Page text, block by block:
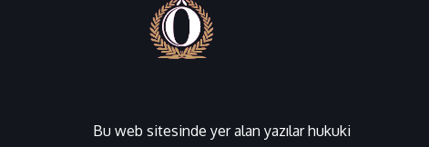
Bu web sitesinde yer alan yazılar hukuki